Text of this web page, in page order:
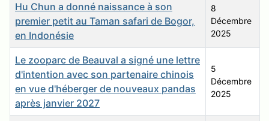
Hu Chun a donné naissance à son
premier petit au Taman safari de Bogor,
en Indonésie
8
Décembre
2025
Le zooparc de Beauval a signé une lettre
d'intention avec son partenaire chinois
en vue d'héberger de nouveaux pandas
après janvier 2027
5
Décembre
2025